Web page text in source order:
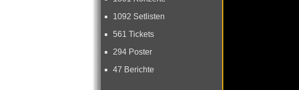
1092 Setlisten
561 Tickets
294 Poster
47 Berichte